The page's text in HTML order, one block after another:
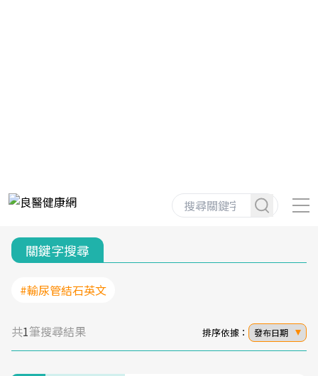
關鍵字搜尋
#輸尿管結石英文
共1筆搜尋結果 排序依據： 發布日期